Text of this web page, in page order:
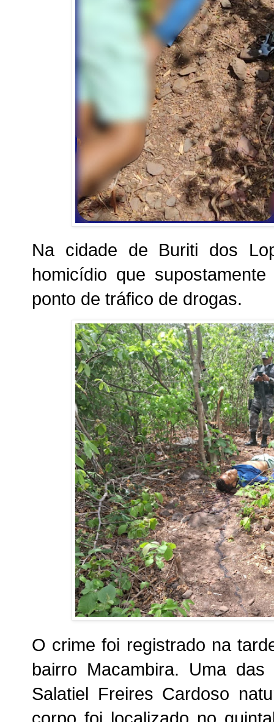
Na cidade de Buriti dos
homicídio que
ponto de tráfico de drogas.
O crime foi registrado na
bairro Macambira. Uma
Salatiel Freires Cardoso